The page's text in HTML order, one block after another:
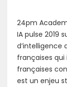
24pm
IA pulse 2019
d’intelligence
françaises qui
françaises
est un enjeu